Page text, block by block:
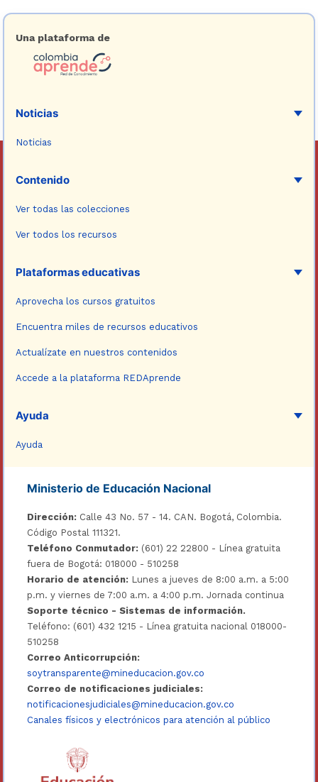
Una plataforma de
Noticias
Noticias
Contenido
Ver todas las colecciones
Ver todos los recursos
Plataformas educativas
Aprovecha los cursos gratuitos
Encuentra miles de recursos educativos
Actualízate en nuestros contenidos
Accede a la plataforma REDAprende
Ayuda
Ayuda
Ministerio de Educación Nacional
Dirección: Calle 43 No. 57 - 14. CAN. Bogotá, Colombia.
Código Postal 111321.
Teléfono Conmutador: (601) 22 22800 - Línea gratuita
fuera de Bogotá: 018000 - 510258
Horario de atención: Lunes a jueves de 8:00 a.m. a 5:00
p.m. y viernes de 7:00 a.m. a 4:00 p.m. Jornada continua
Soporte técnico - Sistemas de información.
Teléfono: (601) 432 1215 - Línea gratuita nacional 018000-
510258
Correo Anticorrupción:
soytransparente@mineducacion.gov.co
Correo de notificaciones judiciales:
notificacionesjudiciales@mineducacion.gov.co
Canales físicos y electrónicos para atención al público